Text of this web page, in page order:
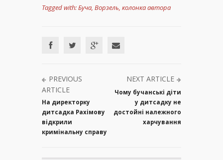
Tagged with:Буча, Ворзель, колонка автора
PREVIOUS
ARTICLE
На директорку
дитсадка Рахімову
відкрили
кримінальну справу
NEXT ARTICLE
Чому бучанські діти
у дитсадку не
достойні належного
харчування